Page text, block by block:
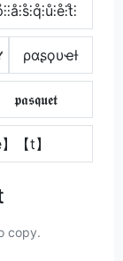
ραʂϙυҽƚ
𝖕𝖆𝖘𝖖𝖚𝖊𝖙
【t】
copy.